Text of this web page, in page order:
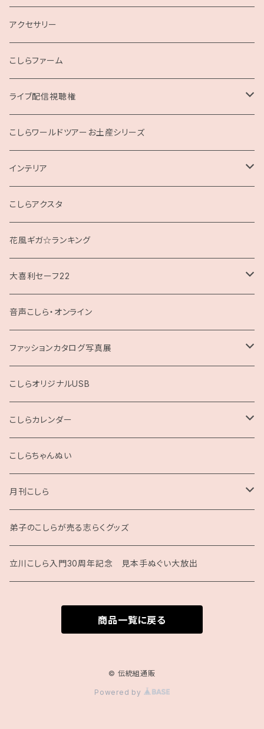
こしらガンベッタ
アクセサリー
こしらファーム
ライブ配信視聴権
こしらの集いweb
こしらワールドツアーお土産シリーズ
インテリア
クッション
こしらアクスタ
花風ギガ☆ランキング
大喜利セーフ22
お題回答Tシャツ
音声こしら・オンライン
ファッションカタログ写真展
展示用A4サイズ
2L版
こしらオリジナルUSB
こしらカレンダー
2025
こしらちゃんぬい
月刊こしら
月刊こしら用ファイル
月刊こしらバックナンバーセット（紙版）
弟子のこしらが売る志らくグッズ
立川こしら入門30周年記念 見本手ぬぐい大放出
商品一覧に戻る
© 伝統組通販
Powered by